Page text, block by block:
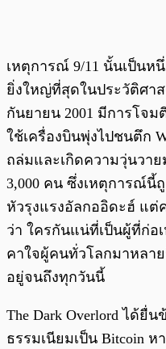
เหตุการณ์ 9/11 นั้นเป็นห
ยิ่งใหญ่ที่สุดในประวัติศา
กันยายน 2001 มีการโจ
ใช้เครื่องบินพุ่งไปชนตึก
ถล่มและเกิดความวุ่นวา
3,000 คน ซึ่งเหตุการณ์นี้
หัวรุงแรงอัลกออิดะฮ์ แต่
ว่า ใครกันแน่ที่เป็นผู้ที่ก่อ
คาใจผู้คนทั่วโลกมาหลา
อยู่จนถึงทุกวันนี้
The Dark Overlord ได้ยื่
ธรรมเนียมเป็น Bitcoin